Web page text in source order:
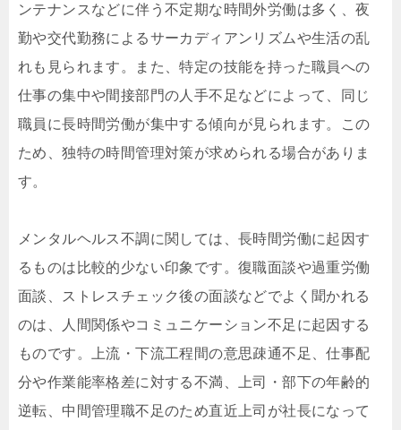
ンテナンスなどに伴う不定期な時間外労働は多く、夜
勤や交代勤務によるサーカディアンリズムや生活の乱
れも見られます。また、特定の技能を持った職員への
仕事の集中や間接部門の人手不足などによって、同じ
職員に長時間労働が集中する傾向が見られます。この
ため、独特の時間管理対策が求められる場合がありま
す。
メンタルヘルス不調に関しては、長時間労働に起因す
るものは比較的少ない印象です。復職面談や過重労働
面談、ストレスチェック後の面談などでよく聞かれる
のは、人間関係やコミュニケーション不足に起因する
ものです。上流・下流工程間の意思疎通不足、仕事配
分や作業能率格差に対する不満、上司・部下の年齢的
逆転、中間管理職不足のため直近上司が社長になって